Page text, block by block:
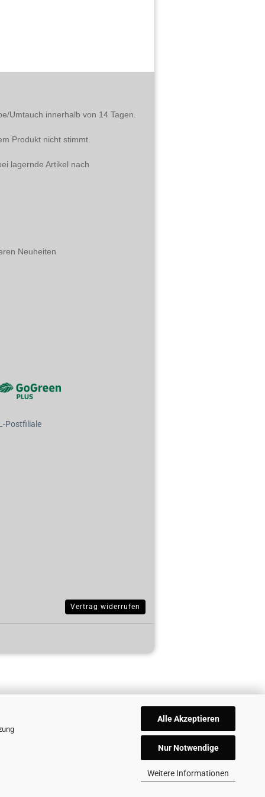
Alle Akzeptieren
Nur Notwendige
Weitere Informationen
Umtauch innerhalb von 14 Tagen.
Produkt nicht stimmt.
lagernde Artikel nach
Neuheiten
Postfiliale
Vertrag widerrufen